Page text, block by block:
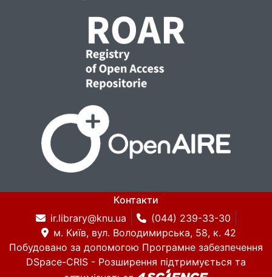
Контакти
ir.library@knu.ua
(044) 239-33-30
м. Київ, вул. Володимирська, 58, к. 42
Побудовано за допомогою Програмне забезпечення
DSpace-CRIS - Розширення підтримується та